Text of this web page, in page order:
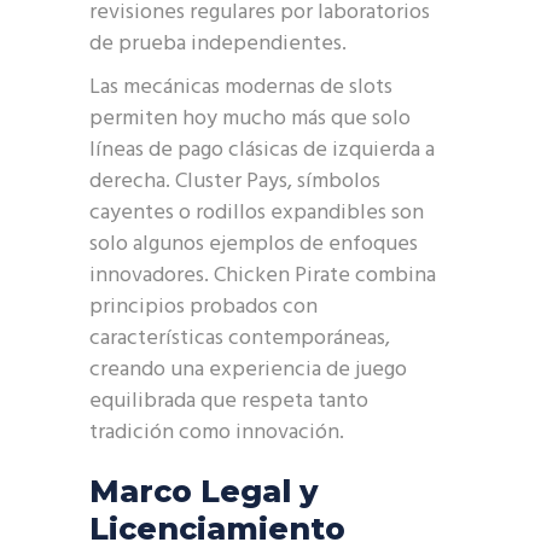
revisiones regulares por laboratorios
de prueba independientes.
Las mecánicas modernas de slots
permiten hoy mucho más que solo
líneas de pago clásicas de izquierda a
derecha. Cluster Pays, símbolos
cayentes o rodillos expandibles son
solo algunos ejemplos de enfoques
innovadores. Chicken Pirate combina
principios probados con
características contemporáneas,
creando una experiencia de juego
equilibrada que respeta tanto
tradición como innovación.
Marco Legal y
Licenciamiento